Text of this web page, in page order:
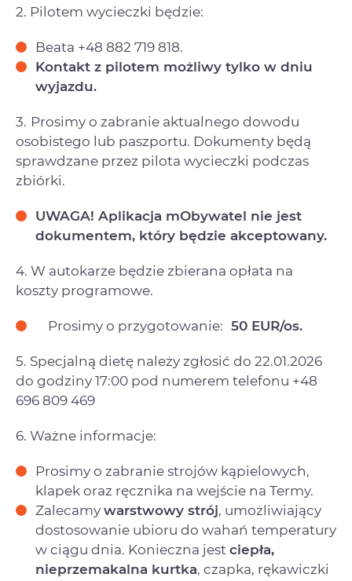
2. Pilotem wycieczki będzie:
Beata +48 882 719 818.
Kontakt z pilotem możliwy tylko w dniu
wyjazdu.
3. Prosimy o zabranie aktualnego dowodu
osobistego lub paszportu. Dokumenty będą
sprawdzane przez pilota wycieczki podczas
zbiórki.
UWAGA! Aplikacja mObywatel nie jest
dokumentem, który będzie akceptowany.
4. W autokarze będzie zbierana opłata na
koszty programowe.
Prosimy o przygotowanie: 50 EUR/os.
5. Specjalną dietę należy zgłosić do 22.01.2026
do godziny 17:00 pod numerem telefonu +48
696 809 469
6. Ważne informacje:
Prosimy o zabranie strojów kąpielowych,
klapek oraz ręcznika na wejście na Termy.
Zalecamy warstwowy strój, umożliwiający
dostosowanie ubioru do wahań temperatury
w ciągu dnia. Konieczna jest ciepła,
nieprzemakalna kurtka, czapka, rękawiczki